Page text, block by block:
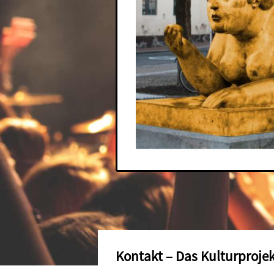
Kontakt – Das